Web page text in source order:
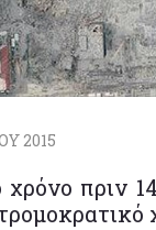
2015
πριν